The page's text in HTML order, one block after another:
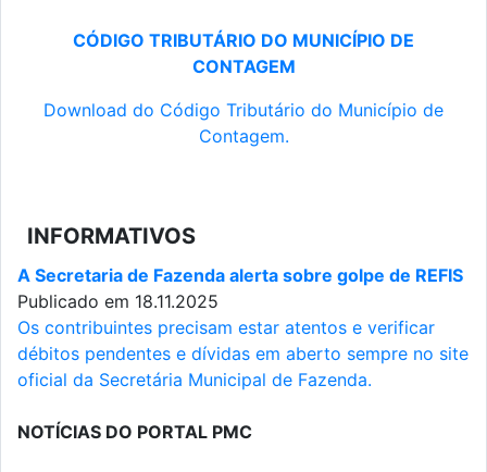
CÓDIGO TRIBUTÁRIO DO MUNICÍPIO DE
CONTAGEM
Download do Código Tributário do Município de
Contagem.
INFORMATIVOS
A Secretaria de Fazenda alerta sobre golpe de REFIS
Publicado em 18.11.2025
Os contribuintes precisam estar atentos e verificar
débitos pendentes e dívidas em aberto sempre no site
oficial da Secretária Municipal de Fazenda.
NOTÍCIAS DO PORTAL PMC